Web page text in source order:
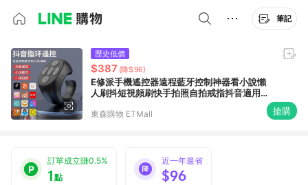
筆記
歷史低價
$387 (降$96)
E修派手機遙控器遠程藍牙控制神器看小說懶
人刷抖短視頻刷快手拍照自拍戒指抖音適用蘋
東森購物 ETMall 搶購
訂單成立賺0.5%
1點
近一年最省
$96